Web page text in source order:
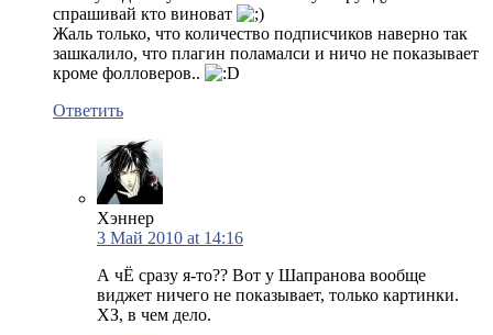
спрашивай кто виноват
Жаль только, что количество подписчиков наверно так
зашкалило, что плагин поламалси и ничо не показывает
кроме фолловеров..
Ответить
Хэннер
3 Май 2010 at 14:16
А чЁ сразу я-то?? Вот у Шапранова вообще
виджет ничего не показывает, только картинки.
ХЗ, в чем дело.